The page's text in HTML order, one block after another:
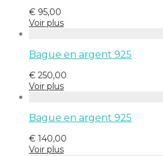
€ 95,00
Voir plus
Bague en argent 925
€ 250,00
Voir plus
Bague en argent 925
€ 140,00
Voir plus